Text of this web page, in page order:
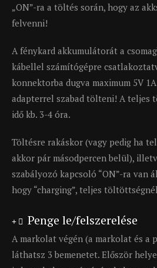
„ON”-ra a töltés során, hogy az
felvenni!
A fénykard akkumulátorát a
kábellel számítógépre
konnektorba dugva maximum 5V
adapterrel szabad tölteni! A teljes
idő kb. 3-4 óra.
Töltésre rakáskor (vagy pedig ha
akkor pár másodpercen belül),
szabályozó kapcsoló “ON”-ra van
hogy “charging”, teljes
Penge le/felszerelése
A markolat végén (a markolat és a
láthatsz 3 bemenetet. Először